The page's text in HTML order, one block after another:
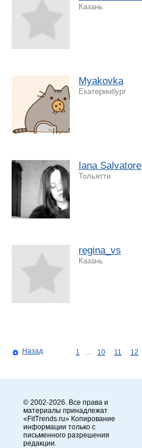
Казань
Myakovka
Екатеринбург
Iana Salvatore
Тольятти
regina_vs
Казань
Назад 1 10 11 12
© 2002-2026. Все права и
материалы принадлежат
«FitTrends.ru» Копирование
информации только с
письменного разрешения
редакции.